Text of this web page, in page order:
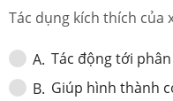
Tác dụng kích thích của
A. Tác động tới
B. Giúp hình thành